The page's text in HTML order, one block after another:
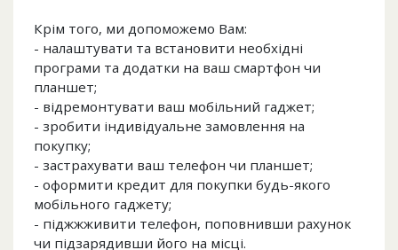
Крім того, ми допоможемо Вам:
- налаштувати та встановити необхідні
програми та додатки на ваш смартфон чи
планшет;
- відремонтувати ваш мобільний гаджет;
- зробити індивідуальне замовлення на
покупку;
- застрахувати ваш телефон чи планшет;
- оформити кредит для покупки будь-якого
мобільного гаджету;
- піджжживити телефон, поповнивши рахунок
чи підзарядивши його на місці.